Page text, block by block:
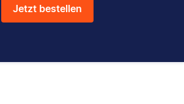
Jetzt bestellen